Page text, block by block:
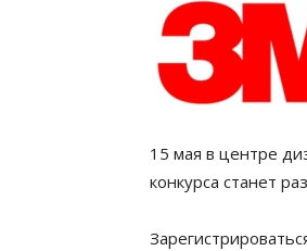
15 мая в центре
конкурса станет